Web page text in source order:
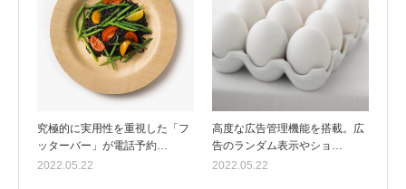
究極的に実用性を重視した「フ
ッターバー」が電話予約…
2022.05.22
高度な広告管理機能を搭載。広
告のランダム表示やショ…
2022.05.22